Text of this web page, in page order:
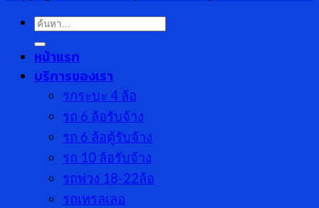
ค้นหา:
หน้าแรก
บริการของเรา
รกระบะ 4 ล้อ
รถ 6 ล้อรับจ้าง
รถ 6 ล้อตู้รับจ้าง
รถ 10 ล้อรับจ้าง
รถพ่วง 18-22ล้อ
รถเทรลเลอ